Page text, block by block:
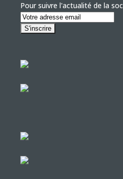
Pour suivre l'actualité de la